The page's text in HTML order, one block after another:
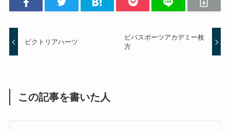
ビクトリアハーツ
ビバスポーツアカデミー枚
方
この記事を書いた人